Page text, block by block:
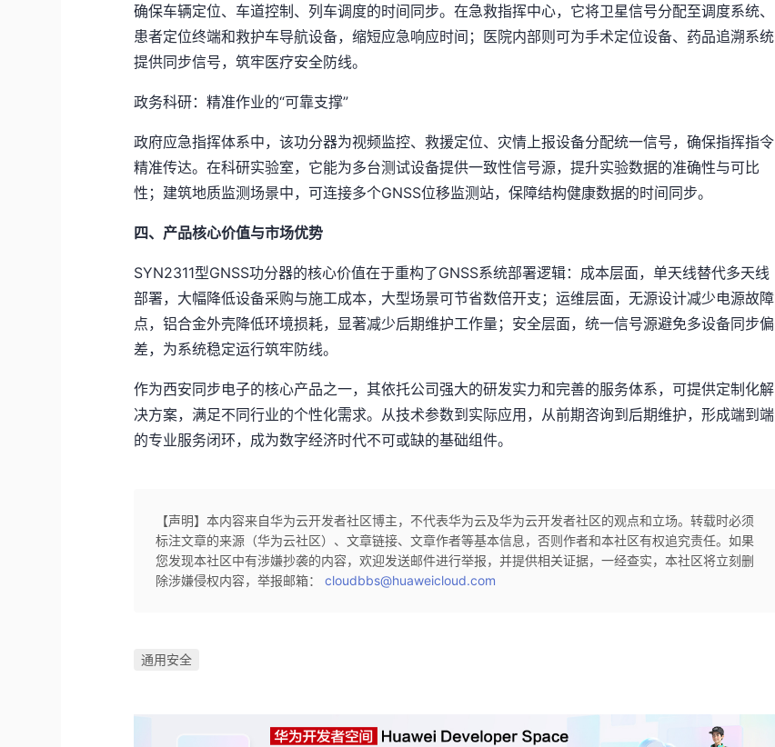
确保车辆定位、车道控制、列车调度的时间同步。在急救指挥中心，它将卫星信号分配至调度系统、
患者定位终端和救护车导航设备，缩短应急响应时间；医院内部则可为手术定位设备、药品追溯系统
提供同步信号，筑牢医疗安全防线。
政务科研：精准作业的“可靠支撑”
政府应急指挥体系中，该功分器为视频监控、救援定位、灾情上报设备分配统一信号，确保指挥指令
精准传达。在科研实验室，它能为多台测试设备提供一致性信号源，提升实验数据的准确性与可比
性；建筑地质监测场景中，可连接多个GNSS位移监测站，保障结构健康数据的时间同步。
四、产品核心价值与市场优势
SYN2311型GNSS功分器的核心价值在于重构了GNSS系统部署逻辑：成本层面，单天线替代多天线
部署，大幅降低设备采购与施工成本，大型场景可节省数倍开支；运维层面，无源设计减少电源故障
点，铝合金外壳降低环境损耗，显著减少后期维护工作量；安全层面，统一信号源避免多设备同步偏
差，为系统稳定运行筑牢防线。
作为西安同步电子的核心产品之一，其依托公司强大的研发实力和完善的服务体系，可提供定制化解
决方案，满足不同行业的个性化需求。从技术参数到实际应用，从前期咨询到后期维护，形成端到端
的专业服务闭环，成为数字经济时代不可或缺的基础组件。
【声明】本内容来自华为云开发者社区博主，不代表华为云及华为云开发者社区的观点和立场。转载时必须
标注文章的来源（华为云社区）、文章链接、文章作者等基本信息，否则作者和本社区有权追究责任。如果
您发现本社区中有涉嫌抄袭的内容，欢迎发送邮件进行举报，并提供相关证据，一经查实，本社区将立刻删
除涉嫌侵权内容，举报邮箱：cloudbbs@huaweicloud.com
通用安全